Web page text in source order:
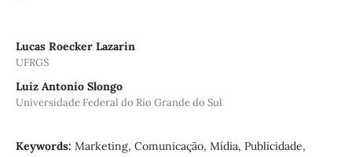
Lucas Roecker Lazarin
UFRGS
Luiz Antonio Slongo
Universidade Federal do Rio Grande do Sul
Keywords: Marketing, Comunicação, Mídia, Publicidade,